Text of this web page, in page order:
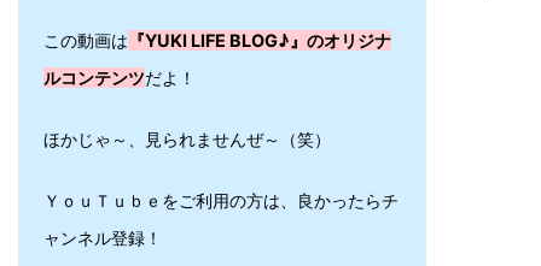
この動画は 『YUKI LIFE BLOG♪』のオリジナ
ルコンテンツだよ！
ほかじゃ～、見られませんぜ～（笑）
ＹｏｕＴｕｂｅをご利用の方は、良かったらチ
ャンネル登録！